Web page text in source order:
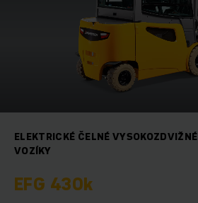
ELEKTRICKÉ ČELNÉ VYSOKOZDVIŽNÉ
VOZÍKY
EFG 430k